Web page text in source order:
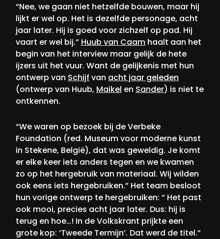
“Nee, we gaan niet hetzelfde bouwen, maar hij
lijkt er wel op. Het is dezelfde personage, acht
jaar later. Hij is goed voor zichzelf op pad. Hij
vaart er wel bij.” Huub van Caam haalt aan het
begin van het interview maar gelijk de hete
ijzers uit het vuur. Want de gelijkenis met hun
ontwerp van Schijf van acht jaar geleden
(ontwerp van Huub, Maikel en Sander) is niet te
ontkennen.
“We waren op bezoek bij de Verbeke
Foundation (red. Museum voor moderne kunst
in Stekene, België), dat was geweldig. Je komt
er elke keer iets anders tegen en we kwamen
zo op het hergebruik van materiaal. Wij wilden
ook eens iets hergebruiken.” Het team besloot
hun vorige ontwerp te hergebruiken: “ Het past
ook mooi, precies acht jaar later. Dus: hij is
terug en hoe…! In de Volkskrant prijkte een
grote kop: ‘Tweede Termijn’. Dat werd de titel.”